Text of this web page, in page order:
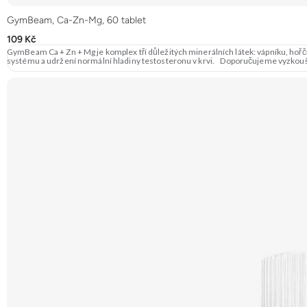
GymBeam, Ca-Zn-Mg, 60 tablet
109 Kč
GymBeam Ca + Zn + Mg je komplex tří důležitých minerálních látek: vápníku,
systému a udržení normální hladiny testosteronu v krvi. Doporučujeme